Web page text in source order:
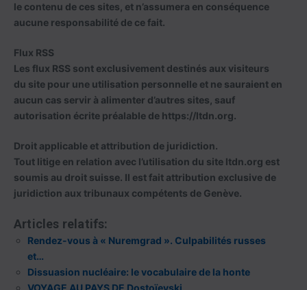
le contenu de ces sites, et n’assumera en conséquence
aucune responsabilité de ce fait.
Flux RSS
Les flux RSS sont exclusivement destinés aux visiteurs
du site pour une utilisation personnelle et ne sauraient en
aucun cas servir à alimenter d’autres sites, sauf
autorisation écrite préalable de https://ltdn.org.
Droit applicable et attribution de juridiction.
Tout litige en relation avec l’utilisation du site ltdn.org est
soumis au droit suisse. Il est fait attribution exclusive de
juridiction aux tribunaux compétents de Genève.
Articles relatifs:
Rendez-vous à « Nuremgrad ». Culpabilités russes
et…
Dissuasion nucléaire: le vocabulaire de la honte
VOYAGE AU PAYS DE Dostoïevski